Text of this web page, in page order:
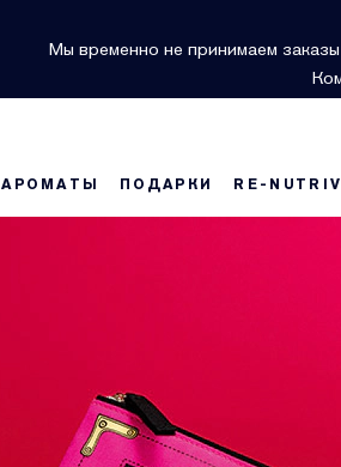
Мы временно не принимаем
АРОМАТЫ ПОДАРКИ RE-NUTRIV